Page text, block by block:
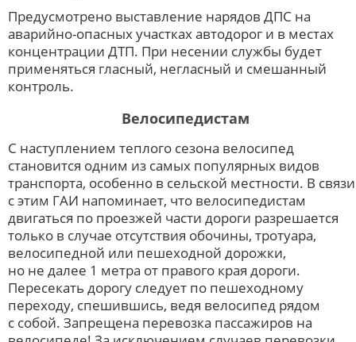
Предусмотрено выставление нарядов ДПС на
аварийно-опасных участках автодорог и в местах
концентрации ДТП. При несении службы будет
применяться гласный, негласный и смешанный
контроль.
Велосипедистам
С наступлением теплого сезона велосипед
становится одним из самых популярных видов
транспорта, особенно в сельской местности. В связи
с этим ГАИ напоминает, что велосипедистам
двигаться по проезжей части дороги разрешается
только в случае отсутствия обочины, тротуара,
велосипедной или пешеходной дорожки,
но не далее 1 метра от правого края дороги.
Пересекать дорогу следует по пешеходному
переходу, спешившись, ведя велосипед рядом
с собой. Запрещена перевозка пассажиров на